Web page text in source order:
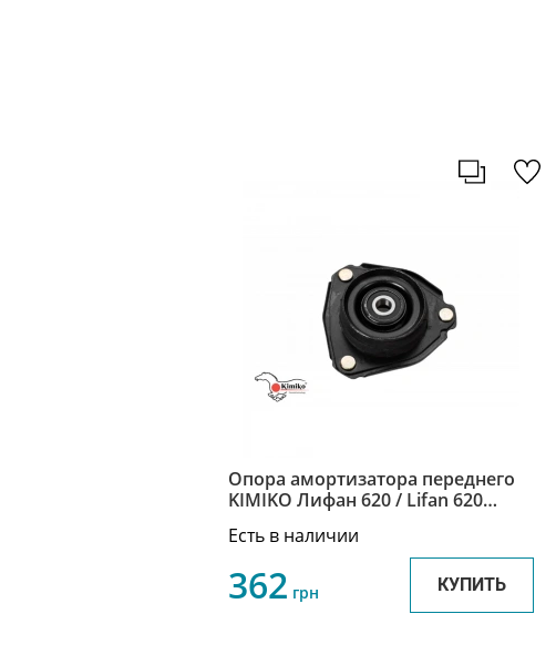
Опора амортизатора переднего
KIMIKO Лифан 620 / Lifan 620
Есть в наличии
362 грн КУПИТЬ